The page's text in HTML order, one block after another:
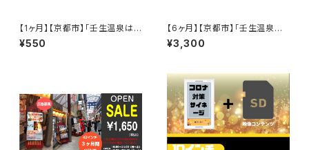
【1ヶ月】【京都市】「壬生温泉は
なの湯」お風呂への階段１階踊
り場 1枠15秒・3時間24回放
¥550
【6ヶ月】【京都市】「壬生温泉は
なの湯」１階エントランスホー
ル 1枠15秒・3時間24回放映/1
¥3,300